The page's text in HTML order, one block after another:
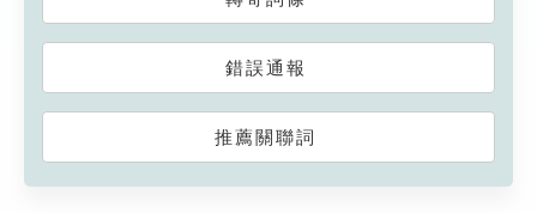
錯誤通報
推薦關聯詞